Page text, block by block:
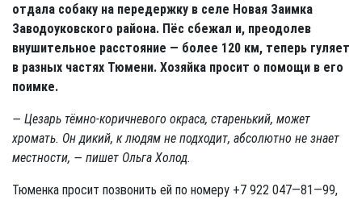
отдала собаку на передержку в селе Новая Заимка
Заводоуковского района. Пёс сбежал и, преодолев
внушительное расстояние — более 120 км, теперь гуляет
в разных частях Тюмени. Хозяйка просит о помощи в его
поимке.
— Цезарь тёмно-коричневого окраса, старенький, может
хромать. Он дикий, к людям не подходит, абсолютно не знает
местности, — пишет Ольга Холод.
Тюменка просит позвонить ей по номеру +7 922 047—81—99,